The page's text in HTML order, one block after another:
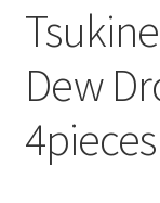
Til kassen
Dew
4pieces